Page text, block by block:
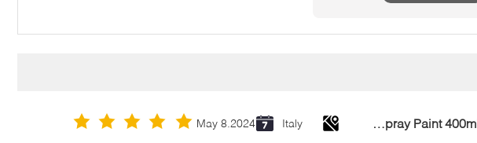
Cold Galvanizing Zinc Spray Paint 400ml
Italy
May 8.2024